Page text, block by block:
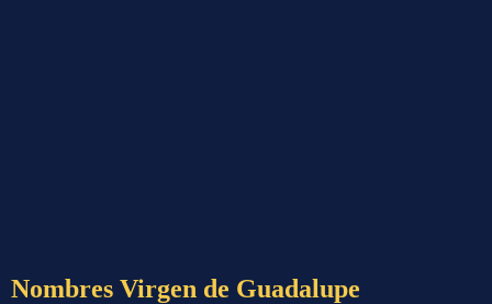
Nombres Virgen de Guadalupe